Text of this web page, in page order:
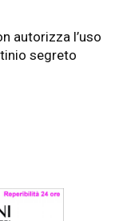
autorizza l’uso
segreto